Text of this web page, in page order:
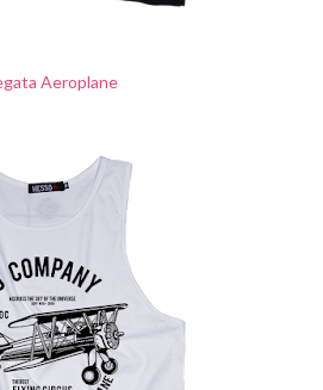
Aeroplane